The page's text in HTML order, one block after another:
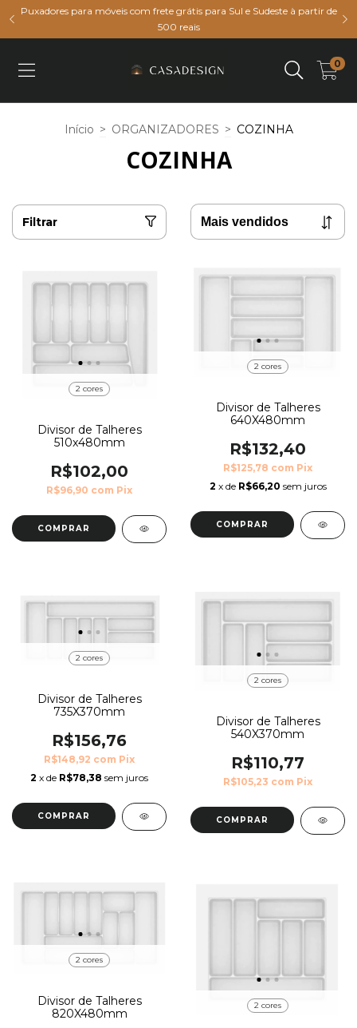
Puxadores para móveis com frete grátis para Sul e Sudeste à partir de
500 reais
0
Início > ORGANIZADORES > COZINHA
COZINHA
Filtrar
2 cores
Divisor de Talheres
510x480mm
R$102,00
R$96,90 com Pix
COMPRAR
2 cores
Divisor de Talheres
640X480mm
R$132,40
R$125,78 com Pix
2 x de R$66,20 sem juros
COMPRAR
2 cores
Divisor de Talheres
735X370mm
R$156,76
R$148,92 com Pix
2 x de R$78,38 sem juros
COMPRAR
2 cores
Divisor de Talheres
540X370mm
R$110,77
R$105,23 com Pix
COMPRAR
2 cores
Divisor de Talheres
820X480mm
2 cores